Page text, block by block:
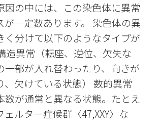
因の中には、この染色体に異常
が一定数あります。 染色体の異
く分けて以下のようなタイプが
造異常（転座、逆位、欠失な
一部が入れ替わったり、向きが
、欠けている状態） 数的異常
数が通常と異なる状態。たとえ
ェルター症候群〈47,XXY〉な